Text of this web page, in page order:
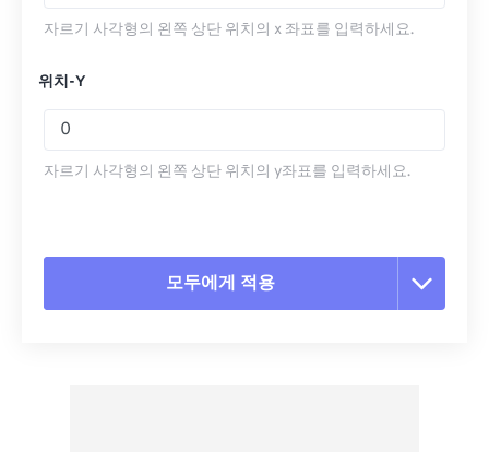
자르기 사각형의 왼쪽 상단 위치의 x 좌표를 입력하세요.
위치-Y
자르기 사각형의 왼쪽 상단 위치의 y좌표를 입력하세요.
모두에게 적용